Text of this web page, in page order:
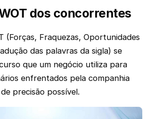
dos concorrentes
(Forças, Fraquezas, Oportunidades
das palavras da sigla) se
que um negócio utiliza para
enfrentados pela companhia
precisão possível.